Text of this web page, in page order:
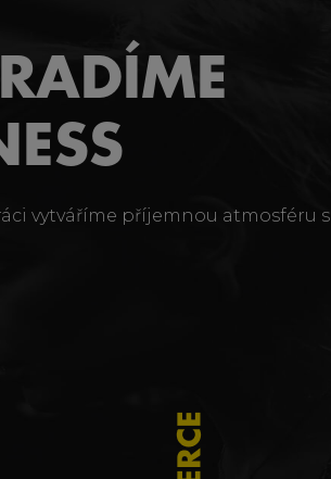
vytváříme příjemnou atmosféru s